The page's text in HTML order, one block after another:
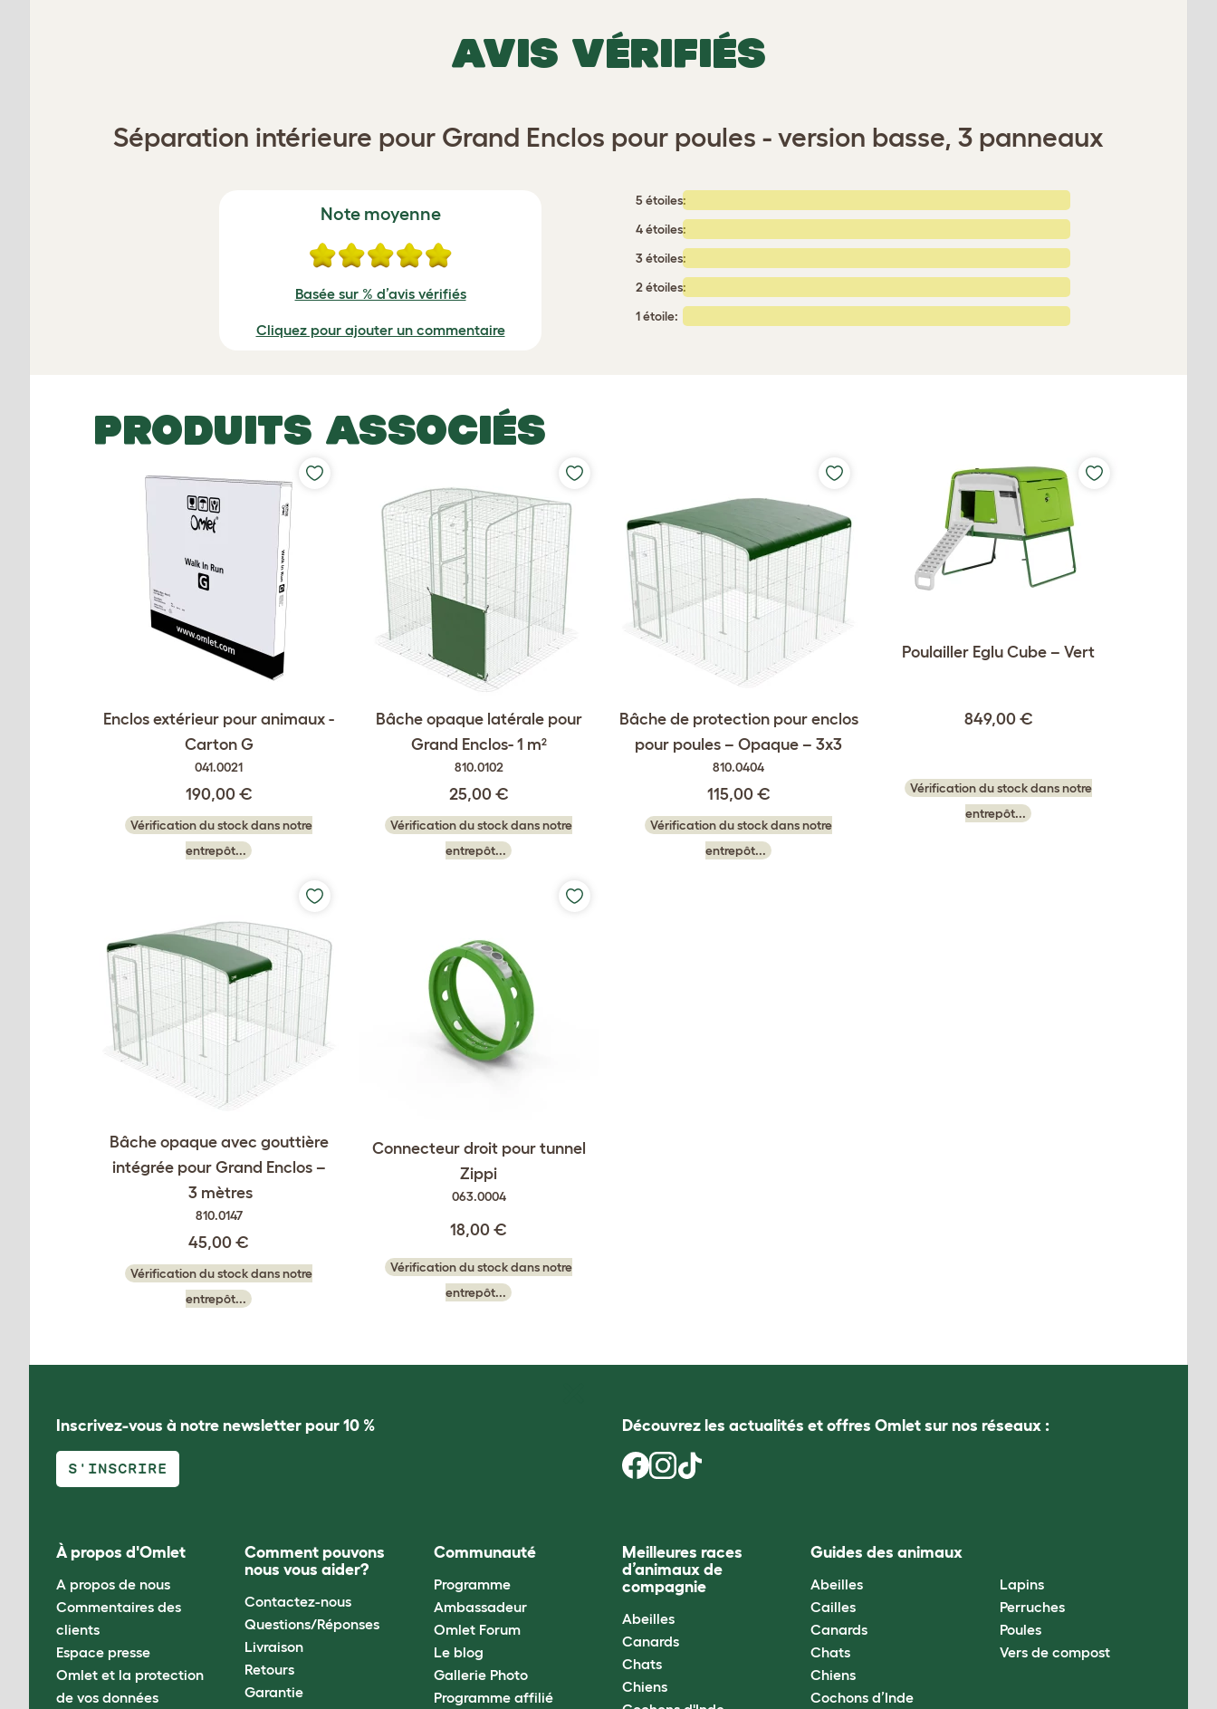
AVIS VÉRIFIÉS
Séparation intérieure pour Grand Enclos pour poules - version basse, 3 panneaux
Note moyenne
Basée sur % d’avis vérifiés
Cliquez pour ajouter un commentaire
5 étoiles:
4 étoiles:
3 étoiles:
2 étoiles:
1 étoile:
PRODUITS ASSOCIÉS
Enclos extérieur pour animaux -
Carton G
041.0021
190,00 €
Vérification du stock dans notre
entrepôt...
Bâche opaque latérale pour
Grand Enclos- 1 m²
810.0102
25,00 €
Vérification du stock dans notre
entrepôt...
Bâche de protection pour enclos
pour poules – Opaque – 3x3
810.0404
115,00 €
Vérification du stock dans notre
entrepôt...
Poulailler Eglu Cube – Vert
849,00 €
Vérification du stock dans notre
entrepôt...
Bâche opaque avec gouttière
intégrée pour Grand Enclos –
3 mètres
810.0147
45,00 €
Vérification du stock dans notre
entrepôt...
Connecteur droit pour tunnel
Zippi
063.0004
18,00 €
Vérification du stock dans notre
entrepôt...
Inscrivez-vous à notre newsletter pour 10 %
S'INSCRIRE
Découvrez les actualités et offres Omlet sur nos réseaux :
À propos d'Omlet
A propos de nous
Commentaires des
clients
Espace presse
Omlet et la protection
de vos données
Comment pouvons
nous vous aider?
Contactez-nous
Questions/Réponses
Livraison
Retours
Garantie
Communauté
Programme
Ambassadeur
Omlet Forum
Le blog
Gallerie Photo
Programme affilié
Meilleures races
d’animaux de
compagnie
Abeilles
Canards
Chats
Chiens
Guides des animaux
Abeilles
Cailles
Canards
Chats
Chiens
Cochons d’Inde
Lapins
Perruches
Poules
Vers de compost